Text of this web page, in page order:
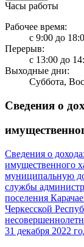
Часы работы
Рабочее время:
с 9:00 до
Перерыв:
с 13:00 до
Выходные дни:
Суббота,
Сведения о
Сведения о
имущественного
муниципальную
службы
поселения
Черкесской
31 декабря 2022